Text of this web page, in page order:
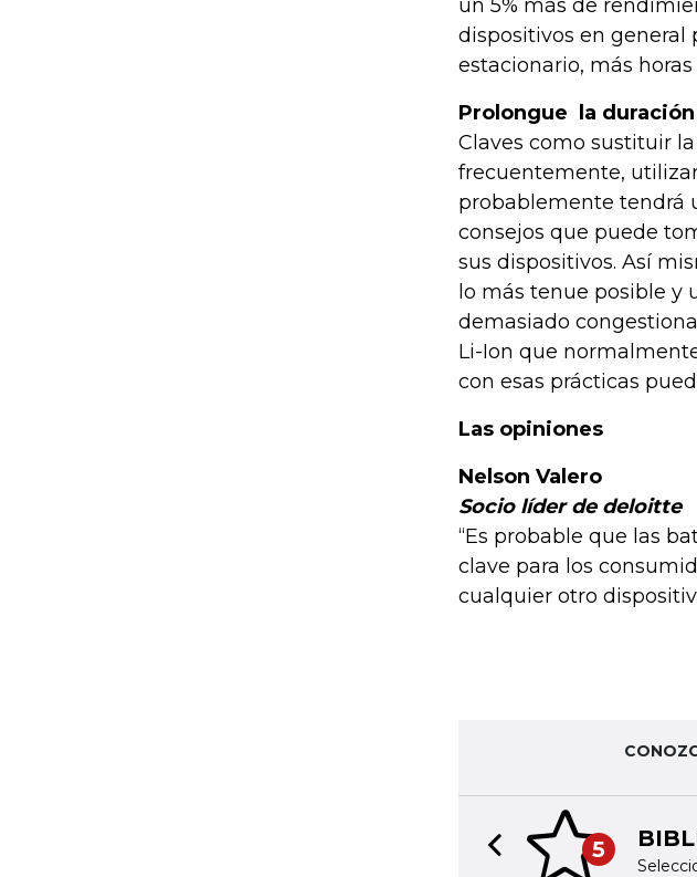
un 5% más de
dispositivos en
estacionario, más
Prolongue la
Claves como sustituir
frecuentemente,
probablemente tendrá
consejos que puede
sus dispositivos. Así
lo más tenue posible y
demasiado
Li-Ion que
con esas prácticas
Las opiniones
Nelson Valero
Socio líder de deloitte
“Es probable que las
clave para los
cualquier otro
5
Previous slide